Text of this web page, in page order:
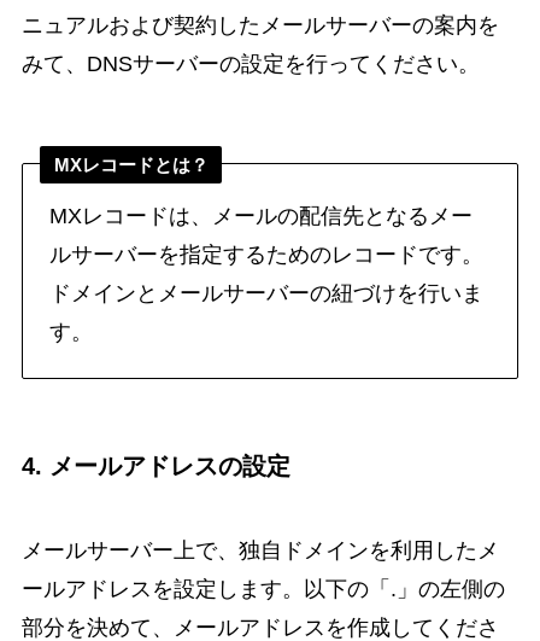
ニュアルおよび契約したメールサーバーの案内を
みて、DNSサーバーの設定を行ってください。
MXレコードとは？
MXレコードは、メールの配信先となるメー
ルサーバーを指定するためのレコードです。
ドメインとメールサーバーの紐づけを行いま
す。
4. メールアドレスの設定
メールサーバー上で、独自ドメインを利用したメ
ールアドレスを設定します。以下の「.」の左側の
部分を決めて、メールアドレスを作成してくださ